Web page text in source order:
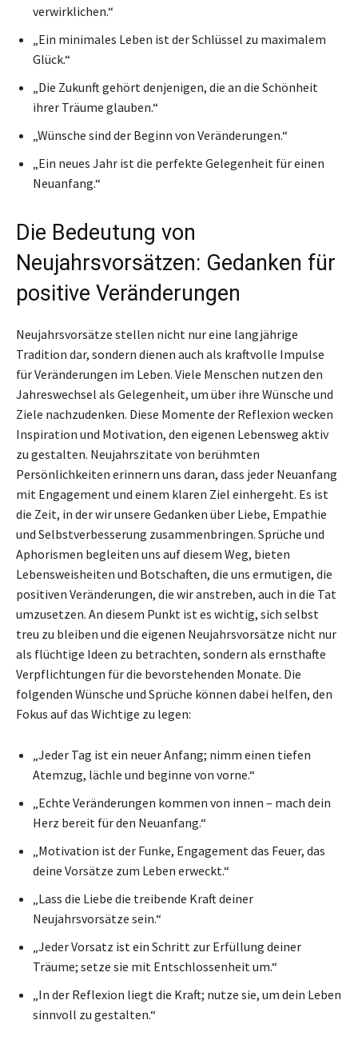
verwirklichen.“
„Ein minimales Leben ist der Schlüssel zu maximalem
Glück.“
„Die Zukunft gehört denjenigen, die an die Schönheit
ihrer Träume glauben.“
„Wünsche sind der Beginn von Veränderungen.“
„Ein neues Jahr ist die perfekte Gelegenheit für einen
Neuanfang.“
Die Bedeutung von
Neujahrsvorsätzen: Gedanken für
positive Veränderungen
Neujahrsvorsätze stellen nicht nur eine langjährige
Tradition dar, sondern dienen auch als kraftvolle Impulse
für Veränderungen im Leben. Viele Menschen nutzen den
Jahreswechsel als Gelegenheit, um über ihre Wünsche und
Ziele nachzudenken. Diese Momente der Reflexion wecken
Inspiration und Motivation, den eigenen Lebensweg aktiv
zu gestalten. Neujahrszitate von berühmten
Persönlichkeiten erinnern uns daran, dass jeder Neuanfang
mit Engagement und einem klaren Ziel einhergeht. Es ist
die Zeit, in der wir unsere Gedanken über Liebe, Empathie
und Selbstverbesserung zusammenbringen. Sprüche und
Aphorismen begleiten uns auf diesem Weg, bieten
Lebensweisheiten und Botschaften, die uns ermutigen, die
positiven Veränderungen, die wir anstreben, auch in die Tat
umzusetzen. An diesem Punkt ist es wichtig, sich selbst
treu zu bleiben und die eigenen Neujahrsvorsätze nicht nur
als flüchtige Ideen zu betrachten, sondern als ernsthafte
Verpflichtungen für die bevorstehenden Monate. Die
folgenden Wünsche und Sprüche können dabei helfen, den
Fokus auf das Wichtige zu legen:
„Jeder Tag ist ein neuer Anfang; nimm einen tiefen
Atemzug, lächle und beginne von vorne.“
„Echte Veränderungen kommen von innen – mach dein
Herz bereit für den Neuanfang.“
„Motivation ist der Funke, Engagement das Feuer, das
deine Vorsätze zum Leben erweckt.“
„Lass die Liebe die treibende Kraft deiner
Neujahrsvorsätze sein.“
„Jeder Vorsatz ist ein Schritt zur Erfüllung deiner
Träume; setze sie mit Entschlossenheit um.“
„In der Reflexion liegt die Kraft; nutze sie, um dein Leben
sinnvoll zu gestalten.“